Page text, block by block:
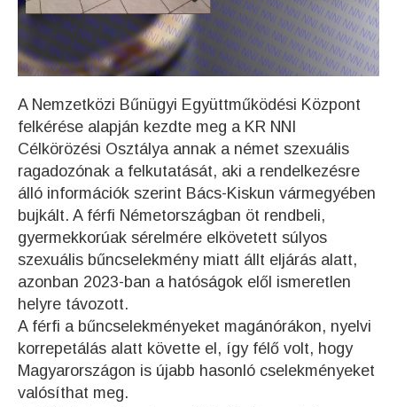
A Nemzetközi Bűnügyi Együttműködési Központ
felkérése alapján kezdte meg a KR NNI
Célkörözési Osztálya annak a német szexuális
ragadozónak a felkutatását, aki a rendelkezésre
álló információk szerint Bács-Kiskun vármegyében
bujkált. A férfi Németországban öt rendbeli,
gyermekkorúak sérelmére elkövetett súlyos
szexuális bűncselekmény miatt állt eljárás alatt,
azonban 2023-ban a hatóságok elől ismeretlen
helyre távozott.
A férfi a bűncselekményeket magánórákon, nyelvi
korrepetálás alatt követte el, így félő volt, hogy
Magyarországon is újabb hasonló cselekményeket
valósíthat meg.